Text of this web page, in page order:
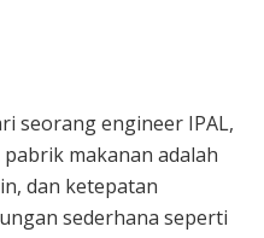
seorang engineer IPAL,
makanan adalah
dan ketepatan
sederhana seperti